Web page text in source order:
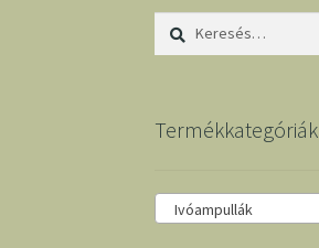
Keresés:
Termékkategóriák
Ivóampullák